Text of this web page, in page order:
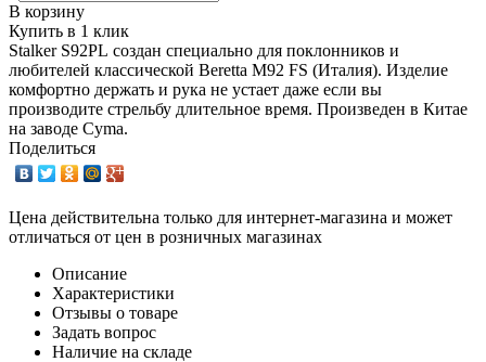
В корзину
Купить в 1 клик
Stalker S92PL создан специально для поклонников и
любителей классической Beretta M92 FS (Италия). Изделие
комфортно держать и рука не устает даже если вы
производите стрельбу длительное время. Произведен в Китае
на заводе Cyma.
Поделиться
Цена действительна только для интернет-магазина и может
отличаться от цен в розничных магазинах
Описание
Характеристики
Отзывы о товаре
Задать вопрос
Наличие на складе